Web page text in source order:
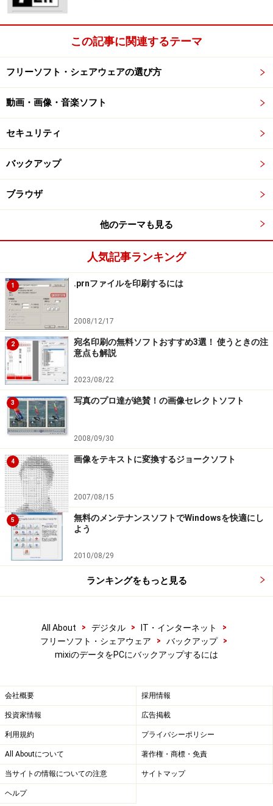
この記事に関連するテーマ
フリーソフト・シェアウェアの選び方
動画・画像・音楽ソフト
セキュリティ
バックアップ
ブラウザ
他のテーマも見る
人気記事ランキング
1 .prnファイルを印刷するには
2008/12/17
2
宛名印刷の無料ソフトおすすめ3選！ 使うときの注
意点も解説
2023/08/22
3 写真のプロ達が絶賛！の画像セレクトソフト
2008/09/30
4 画像をテキストに変換するジョークソフト
2007/08/15
5
無料のメンテナンスソフトでWindowsを快適にし
よう
2010/08/29
ランキングをもっと見る
All About > デジタル > IT・インターネット
>
フリーソフト・シェアウェア
> バックアップ
>
mixiのデータをPCにバックアップするには
会社概要 採用情報
投資家情報 広告掲載
利用規約 プライバシーポリシー
All Aboutについて 著作権・商標・免責
当サイトの情報についての注意 サイトマップ
ヘルプ